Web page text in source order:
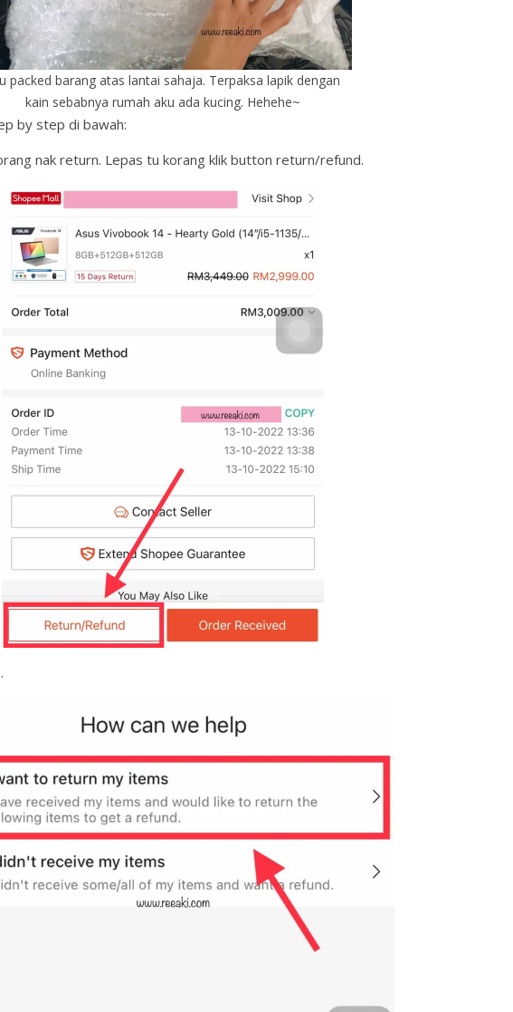
packed barang atas lantai sahaja. Terpaksa lapik dengan
kain sebabnya rumah aku ada kucing. Hehehe~
by step di bawah:
nak return. Lepas tu korang klik button return/refund.